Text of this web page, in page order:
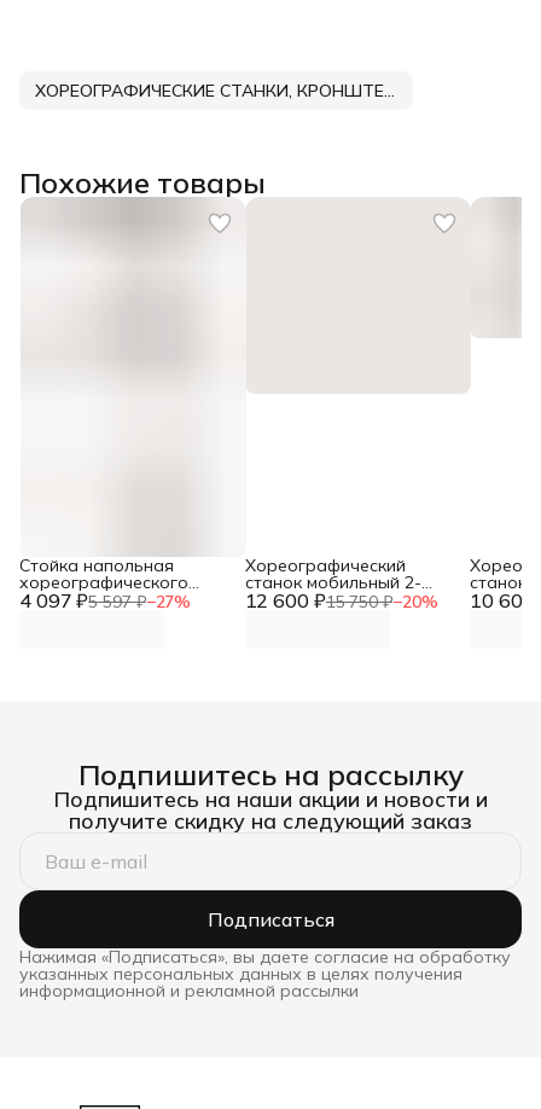
ХОРЕОГРАФИЧЕСКИЕ СТАНКИ, КРОНШТЕЙНЫ, ПОРУЧНИ DNN
Похожие товары
4 097 ₽5 597 ₽−27%
Стойка напольная
хореографического
станкадвурядного 12 600 ₽15 750 ₽−20%
Хореографический
станок мобильный 2-
рядный с переставным 10 602
станок
стена-
Подпишитесь на рассылку
Подпишитесь на наши акции и новости и
получите скидку на следующий заказ
Подписаться
Нажимая «Подписаться», вы даете согласие на обработку
указанных персональных данных в целях получения
информационной и рекламной рассылки